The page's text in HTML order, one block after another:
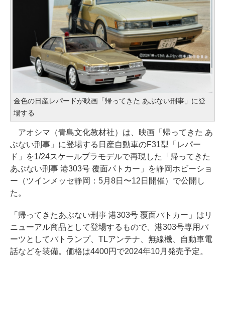
金色の日産レパードが映画「帰ってきた あぶない刑事」に登
場する
アオシマ（青島文化教材社）は、映画「帰ってきた あ
ぶない刑事」に登場する日産自動車のF31型「レパー
ド」を1/24スケールプラモデルで再現した「帰ってきた
あぶない刑事 港303号 覆面パトカー」を静岡ホビーショ
ー（ツインメッセ静岡：5月8日〜12日開催）で公開し
た。
「帰ってきたあぶない刑事 港303号 覆面パトカー」はリ
ニューアル商品として登場するもので、港303号専用パ
ーツとしてパトランプ、TLアンテナ、無線機、自動車電
話などを装備。価格は4400円で2024年10月発売予定。